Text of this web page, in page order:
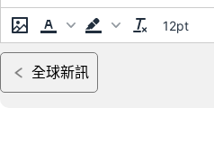
12pt
全球新訊